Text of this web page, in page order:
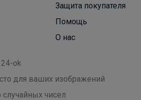
Защита покупателя
Помощь
О нас
ok
для ваших изображений
чисел